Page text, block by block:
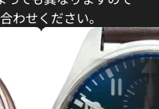
わせください。